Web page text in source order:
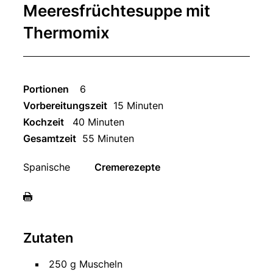
Meeresfrüchtesuppe mit
Thermomix
Portionen
6
Vorbereitungszeit 15 Minuten
Kochzeit
40 Minuten
Gesamtzeit 55 Minuten
Spanische Cremerezepte
Zutaten
250 g Muscheln